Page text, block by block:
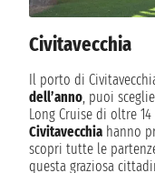
Civitavecchia
Il porto di
dell’anno, puoi
Long Cruise di oltre
Civitavecchia hanno
scopri tutte le
questa graziosa